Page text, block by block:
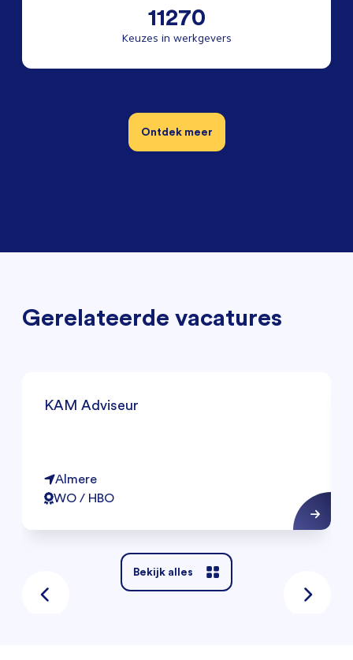
11270
Keuzes in werkgevers
Ontdek meer
Gerelateerde vacatures
KAM Adviseur
Almere
WO / HBO
Bekijk alles